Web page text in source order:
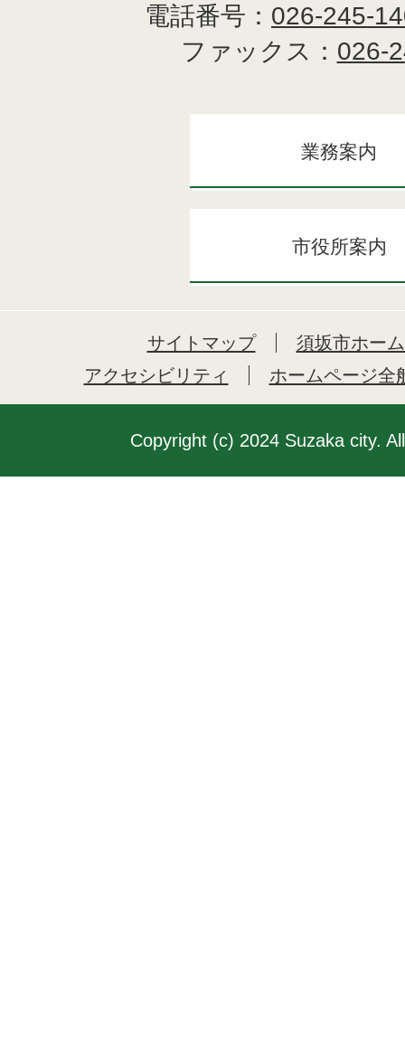
電話番号： 026-245-
ファックス： 026-
業務案内
市役所案内
サイトマップ
須坂市ホー
アクセシビリティ
ホームページ全
Copyright (c) 2024 Suzaka city.